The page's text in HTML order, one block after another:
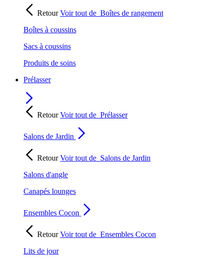
RetourVoir tout de Boîtes de rangement
Boîtes à coussins
Sacs à coussins
Produits de soins
Prélasser
RetourVoir tout de Prélasser
Salons de Jardin
RetourVoir tout de Salons de Jardin
Salons d'angle
Canapés lounges
Ensembles Cocon
RetourVoir tout de Ensembles Cocon
Lits de jour